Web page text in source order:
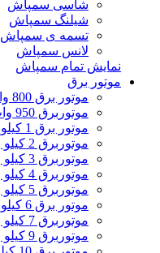
شاسی سمپاش
شیلنگ سمپاش
تسمه ی سمپاش
لانس سمپاش
نمایش تمام سمپاش
موتور برق
موتور برق 800 وات
موتوربرق 950 وات
موتور برق 1 کیلو وات
موتوربرق 2 کیلو وات
موتوربرق 3 کیلو وات
موتوربرق 4 کیلو وات
موتوربرق 5 کیلو وات
موتور برق 6 کیلو وات
موتوربرق 7 کیلو وات
موتوربرق 9 کیلو وات